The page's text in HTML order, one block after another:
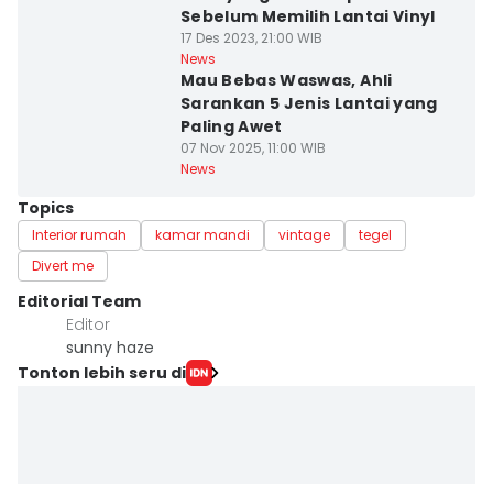
Sebelum Memilih Lantai Vinyl
17 Des 2023, 21:00 WIB
News
Mau Bebas Waswas, Ahli
Sarankan 5 Jenis Lantai yang
Paling Awet
07 Nov 2025, 11:00 WIB
News
Topics
Interior rumah kamar mandi vintage
tegel
Divert me
Editorial Team
Editor
sunny haze
Tonton lebih seru di